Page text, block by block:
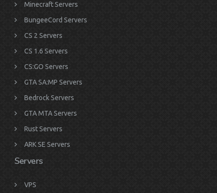
Minecraft Servers
BungeeCord Servers
CS 2 Servers
CS 1.6 Servers
CS:GO Servers
GTA SA:MP Servers
Bedrock Servers
GTA MTA Servers
Rust Servers
ARK SE Servers
Servers
VPS